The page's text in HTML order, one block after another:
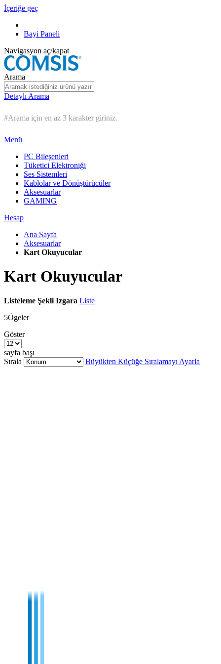
İçeriğe geç
Bayi Paneli
Navigasyon aç/kapat
Arama
Detaylı Arama
#Arama için en az 3 karakter giriniz.
Menü
PC Bileşenleri
Tüketici Elektroniği
Ses Sistemleri
Kablolar ve Dönüştürücüler
Aksesuarlar
GAMING
Hesap
Ana Sayfa
Aksesuarlar
Kart Okuyucular
Kart Okuyucular
Listeleme Şekli Izgara Liste
5Ögeler
Göster
sayfa başı
Sırala
Büyükten Küçüğe Sıralamayı Ayarla